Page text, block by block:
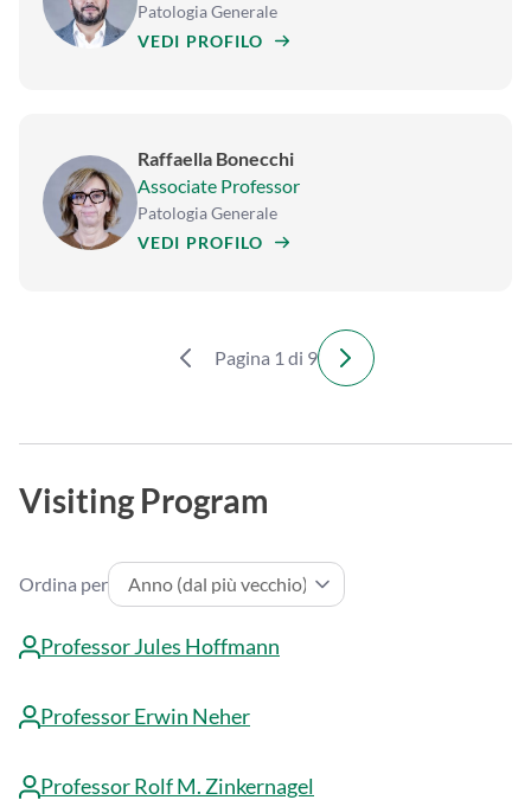
Patologia Generale
VEDI PROFILO
Raffaella Bonecchi
Associate Professor
Patologia Generale
VEDI PROFILO
Pagina 1 di 9
Visiting Program
Ordina per
Professor Jules Hoffmann
Professor Erwin Neher
Professor Rolf M. Zinkernagel